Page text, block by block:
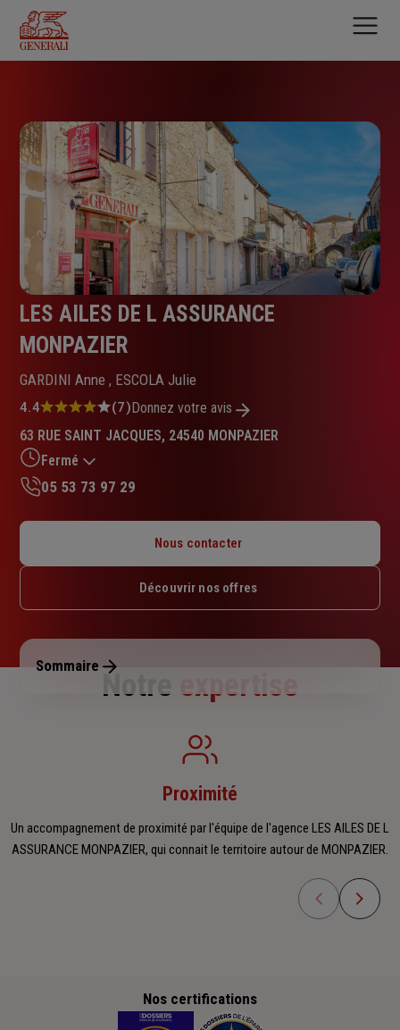
contenu
principal
LES AILES DE L ASSURANCE
MONPAZIER
GARDINI Anne , ESCOLA Julie
Note
4.4
sur
5
étoiles
4.4 (7)Donnez votre avis
63 RUE SAINT JACQUES, 24540 MONPAZIER
Fermé
Mardi : 09h – 12h30 / 15h – 18h
Jeudi : 09h – 12h30 / 15h – 18h
Dimanche : Fermé
05 53 73 97 29
Nous contacter
Découvrir nos offres
Sommaire
Notre expertise
Proximité
Un accompagnement de proximité par l'équipe de l'agence LES AILES DE L
ASSURANCE MONPAZIER, qui connait le territoire autour de MONPAZIER.
Nos certifications